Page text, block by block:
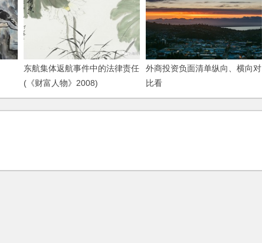
东航集体返航事件中的法律责任
(《财富人物》2008)
外商投资负面清单纵向、横向对
比看